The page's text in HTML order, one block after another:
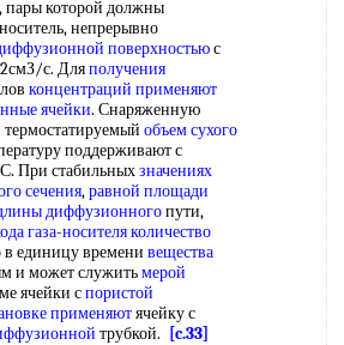
пары которой должны
непрерывно
поверхностьюс
с. Дляполучения
концентраций применяют
ячейки. Снаряженную
объем сухого
поддерживают с
При стабильныхзначениях
сечения,равной площади
диффузионногопути,
газа-носителя количество
единицу времени вещества
и может служитьмерой
ячейки спористой
применяютячейку с
трубкой. [c.33]